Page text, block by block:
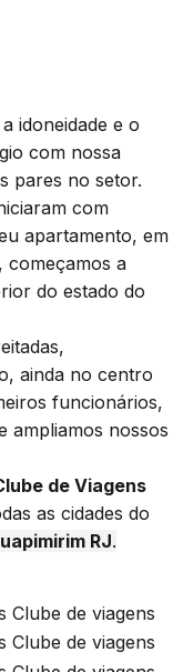
idoneidade e o
com nossa
pares no setor.
com
apartamento, em
começamos a
do estado do
ainda no centro
funcionários,
ampliamos nossos
de Viagens
as cidades do
RJ.